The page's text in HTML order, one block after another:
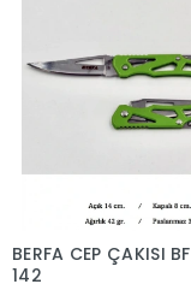
BERFA CEP ÇAKISI BF
142